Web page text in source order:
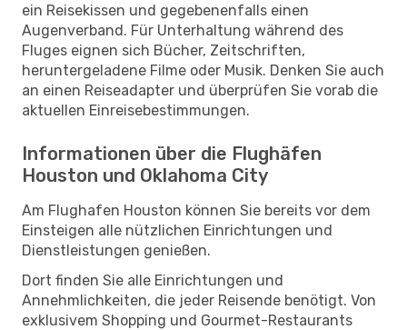
ein Reisekissen und gegebenenfalls einen
Augenverband. Für Unterhaltung während des
Fluges eignen sich Bücher, Zeitschriften,
heruntergeladene Filme oder Musik. Denken Sie auch
an einen Reiseadapter und überprüfen Sie vorab die
aktuellen Einreisebestimmungen.
Informationen über die Flughäfen
Houston und Oklahoma City
Am Flughafen Houston können Sie bereits vor dem
Einsteigen alle nützlichen Einrichtungen und
Dienstleistungen genießen.
Dort finden Sie alle Einrichtungen und
Annehmlichkeiten, die jeder Reisende benötigt. Von
exklusivem Shopping und Gourmet-Restaurants